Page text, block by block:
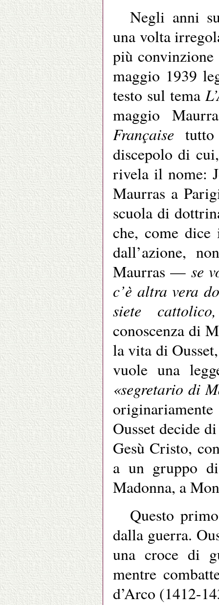
Negli anni
una volta
più
maggio 1939
testo sul tema
maggio
Française
discepolo di
rivela il nome:
Maurras a
scuola di
che, come dice
dall’azione,
Maurras — se
c’è altra vera
siete
conoscenza di
la vita di
vuole una
«segretario di
Ousset decide
Gesù Cristo,
a un gruppo
Madonna, a
Questo
dalla guerra.
una croce di
mentre
d’Arco (1412-